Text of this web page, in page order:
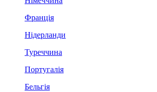
Франція
Нідерланди
Туреччина
Португалія
Бельгія